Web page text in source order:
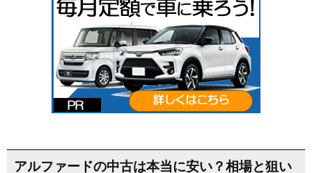
アルファードの中古は本当に安い？相場と狙い